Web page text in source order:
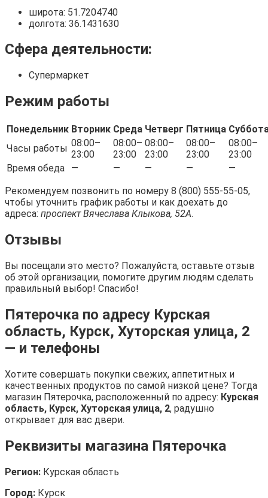
широта: 51.7204740
долгота: 36.1431630
Сфера деятельности:
Супермаркет
Режим работы
Понедельник Вторник Среда Четверг Пятница
Часы работы 08:00–
23:00
08:00–
23:00
08:00–
23:00
08:00–
23:00
08:00–
23:00
Время обеда
— — — —
—
Рекомендуем позвонить по номеру 8 (800) 555-55-05,
чтобы уточнить график работы и как доехать до
адреса: проспект Вячеслава Клыкова, 52А.
Отзывы
Вы посещали это место? Пожалуйста, оставьте отзыв
об этой организации, помогите другим людям сделать
правильный выбор! Спасибо!
Пятерочка по адресу Курская
область, Курск, Хуторская улица, 2
— и телефоны
Хотите совершать покупки свежих, аппетитных и
качественных продуктов по самой низкой цене? Тогда
магазин Пятерочка, расположенный по адресу: Курская
область, Курск, Хуторская улица, 2, радушно
открывает для вас двери.
Реквизиты магазина Пятерочка
Регион: Курская область
Город: Курск